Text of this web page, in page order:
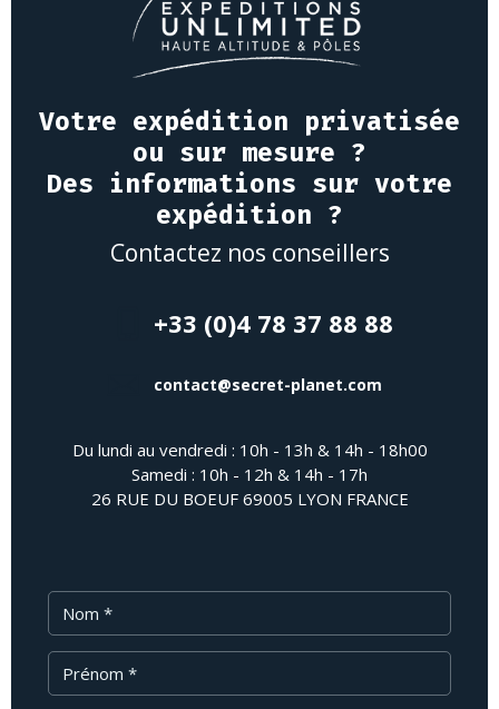
Votre expédition privatisée
ou sur mesure ?
Des informations sur votre
expédition ?
Contactez nos conseillers
+33 (0)4 78 37 88 88
contact@secret-planet.com
Du lundi au vendredi : 10h - 13h & 14h - 18h00
Samedi : 10h - 12h & 14h - 17h
26 RUE DU BOEUF 69005 LYON FRANCE
Nom
Prénom